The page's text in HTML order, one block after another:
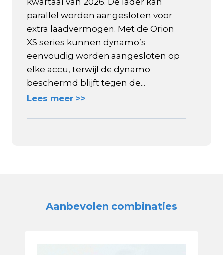
kwartaal van 2026. De lader kan
parallel worden aangesloten voor
extra laadvermogen. Met de Orion
XS series kunnen dynamo’s
eenvoudig worden aangesloten op
elke accu, terwijl de dynamo
beschermd blijft tegen de...
Lees meer >>
Aanbevolen combinaties